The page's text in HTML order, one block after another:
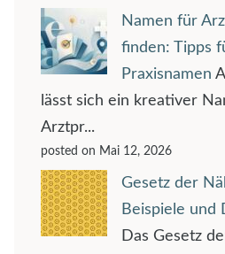
Namen für
finden: Tipps
Praxisnamen
lässt sich ein kreativer
Arztpr...
posted on Mai 12, 2026
Gesetz der
Beispiele und
Das Gesetz